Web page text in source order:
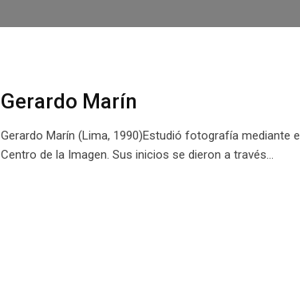
Gerardo Marín
Gerardo Marín (Lima, 1990)Estudió fotografía mediante
Centro de la Imagen. Sus inicios se dieron a través…